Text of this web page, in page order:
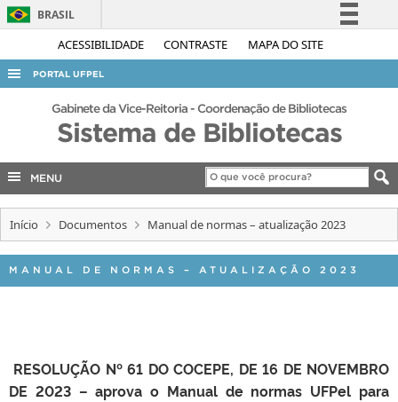
ACESSIBILIDADE CONTRASTE MAPA DO SITE
BRASIL
Simplifique!
Acesso à informação
Canais
PORTAL UFPEL
ACESSO À INFORMAÇÃO
AUDITORIA
COBALTO
CONCURSOS
EDITAIS
INTERNACIONAL
OUVIDORIA
Gabinete da Vice-Reitoria - Coordenação de Bibliotecas
Sistema de Bibliotecas
MENU
Início Documentos Manual de normas – atualização 2023
MANUAL DE NORMAS – ATUALIZAÇÃO 2023
RESOLUÇÃO Nº 61 DO COCEPE, DE 16 DE NOVEMBRO
DE 2023 – aprova o Manual de normas UFPel para